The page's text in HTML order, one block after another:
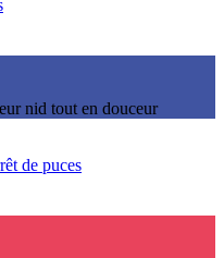
nid tout en douceur
de puces